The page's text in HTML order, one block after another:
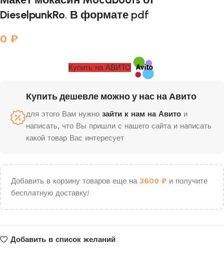
DieselpunkRo. В формате pdf
0 ₽
Купить на АВИТО
Купить дешевле можно у нас на Авито
для этого Вам нужно зайти к нам на Авито и
написать, что Вы пришли с нашего сайта и написать
какой товар Вас интересует
Добавить в корзину товаров еще на 3600 ₽ и получите
бесплатную доставку!
Добавить в список желаний